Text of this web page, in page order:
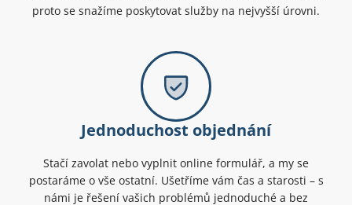
proto se snažíme poskytovat služby na nejvyšší úrovni.
Jednoduchost objednání
Stačí zavolat nebo vyplnit online formulář, a my se
postaráme o vše ostatní. Ušetříme vám čas a starosti – s
námi je řešení vašich problémů jednoduché a bez